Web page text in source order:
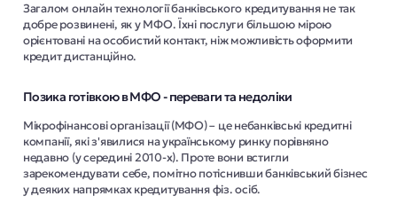
Загалом онлайн технології банківського кредитування не так
добре розвинені, як у МФО. Їхні послуги більшою мірою
орієнтовані на особистий контакт, ніж можливість оформити
кредит дистанційно.
Позика готівкою в МФО - переваги та недоліки
Мікрофінансові організації (МФО) – це небанківські кредитні
компанії, які з'явилися на українському ринку порівняно
недавно (у середині 2010-х). Проте вони встигли
зарекомендувати себе, помітно потіснивши банківський бізнес
у деяких напрямках кредитування фіз. осіб.